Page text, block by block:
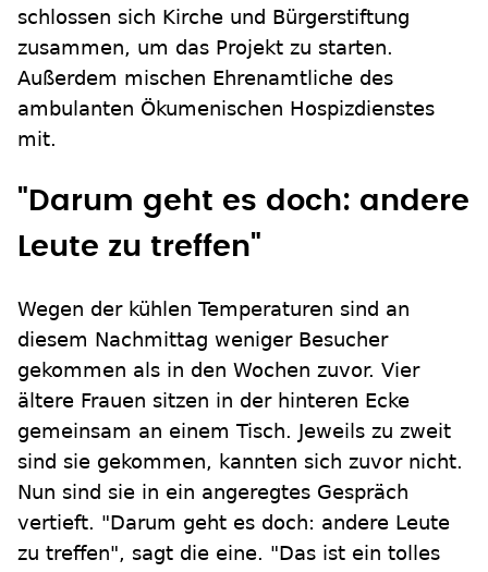
schlossen sich Kirche und Bürgerstiftung
zusammen, um das Projekt zu starten.
Außerdem mischen Ehrenamtliche des
ambulanten Ökumenischen Hospizdienstes
mit.
"Darum geht es doch: andere
Leute zu treffen"
Wegen der kühlen Temperaturen sind an
diesem Nachmittag weniger Besucher
gekommen als in den Wochen zuvor. Vier
ältere Frauen sitzen in der hinteren Ecke
gemeinsam an einem Tisch. Jeweils zu zweit
sind sie gekommen, kannten sich zuvor nicht.
Nun sind sie in ein angeregtes Gespräch
vertieft. "Darum geht es doch: andere Leute
zu treffen", sagt die eine. "Das ist ein tolles